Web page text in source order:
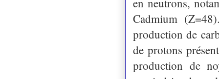
Cadmium
production de
de protons
production de